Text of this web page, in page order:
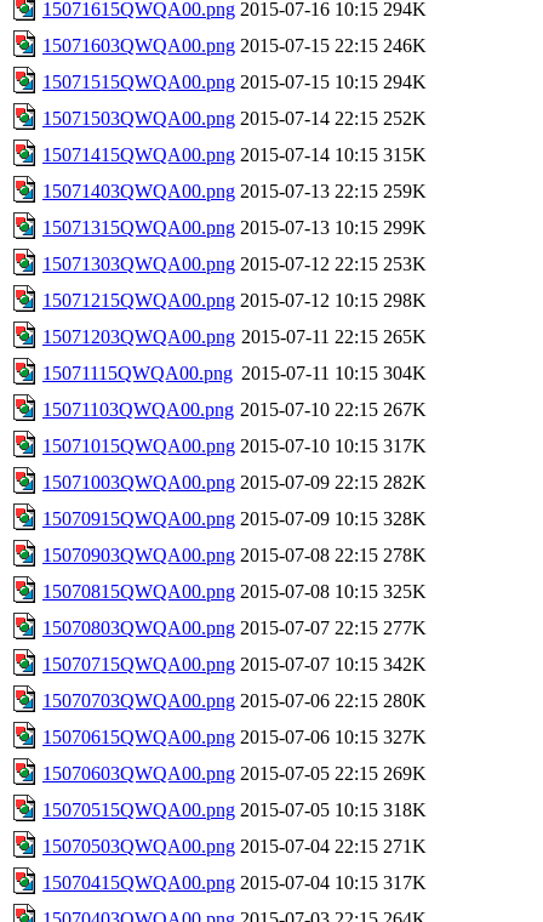
15071615QWQA00.png 2015-07-16 10:15 294K
15071603QWQA00.png 2015-07-15 22:15 246K
15071515QWQA00.png 2015-07-15 10:15 294K
15071503QWQA00.png 2015-07-14 22:15 252K
15071415QWQA00.png 2015-07-14 10:15 315K
15071403QWQA00.png 2015-07-13 22:15 259K
15071315QWQA00.png 2015-07-13 10:15 299K
15071303QWQA00.png 2015-07-12 22:15 253K
15071215QWQA00.png 2015-07-12 10:15 298K
15071203QWQA00.png 2015-07-11 22:15 265K
15071115QWQA00.png 2015-07-11 10:15 304K
15071103QWQA00.png 2015-07-10 22:15 267K
15071015QWQA00.png 2015-07-10 10:15 317K
15071003QWQA00.png 2015-07-09 22:15 282K
15070915QWQA00.png 2015-07-09 10:15 328K
15070903QWQA00.png 2015-07-08 22:15 278K
15070815QWQA00.png 2015-07-08 10:15 325K
15070803QWQA00.png 2015-07-07 22:15 277K
15070715QWQA00.png 2015-07-07 10:15 342K
15070703QWQA00.png 2015-07-06 22:15 280K
15070615QWQA00.png 2015-07-06 10:15 327K
15070603QWQA00.png 2015-07-05 22:15 269K
15070515QWQA00.png 2015-07-05 10:15 318K
15070503QWQA00.png 2015-07-04 22:15 271K
15070415QWQA00.png 2015-07-04 10:15 317K